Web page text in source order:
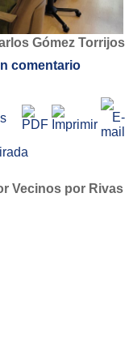
Gómez Torrijos
comentario